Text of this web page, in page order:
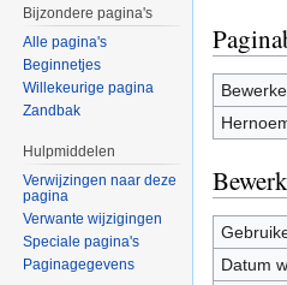
Datum
Bijzondere pagina's
Alle pagina's
Beginnetjes
Willekeurige pagina
Zandbak
Hulpmiddelen
Verwijzingen naar deze
pagina
Verwante wijzigingen
Speciale pagina's
Paginagegevens